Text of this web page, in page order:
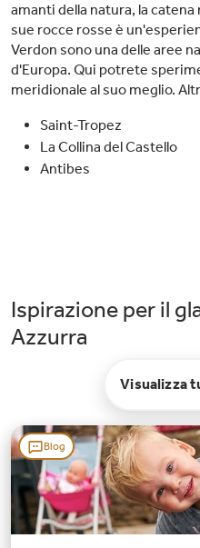
amanti della natura, la
sue rocce rosse è
Verdon sono una delle aree
d'Europa. Qui potrete
meridionale al suo meglio.
Saint-Tropez
La Collina del Castello
Antibes
Ispirazione per il
Azzurra
Visualizza
Blog